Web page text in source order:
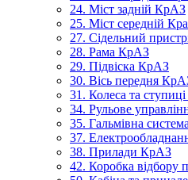
24. Міст задній КрАЗ
25. Міст середній
27. Сідельний
28. Рама КрАЗ
29. Підвіска КрАЗ
30. Вісь передня
31. Колеса та
34. Рульове
35. Гальмівна
37.
38. Прилади КрАЗ
42. Коробка відбору